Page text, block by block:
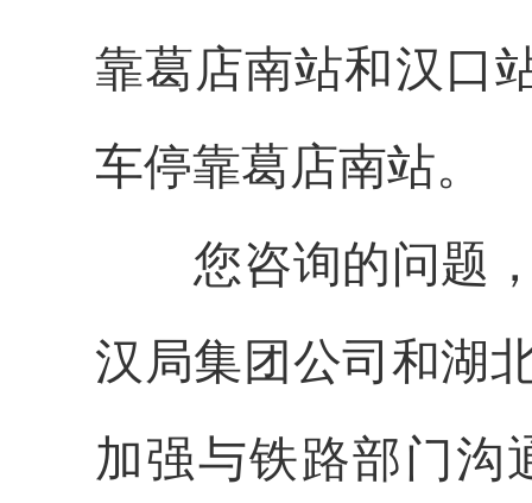
靠葛店南站和汉口
车停靠葛店南站。
您咨询的问题
汉局集团公司和湖
加强与铁路部门沟